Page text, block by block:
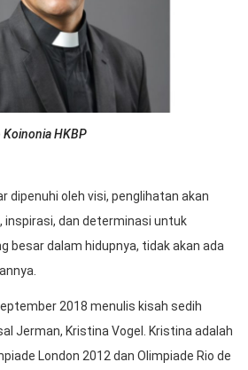
Koinonia HKBP
dipenuhi oleh visi, penglihatan akan
inspirasi, dan determinasi untuk
besar dalam hidupnya, tidak akan ada
2018 menulis kisah sedih
Jerman, Kristina Vogel. Kristina adalah
London 2012 dan Olimpiade Rio de